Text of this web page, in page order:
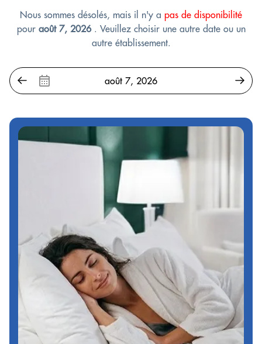
Nous sommes désolés, mais il n'y a pas de disponibilité
pour août 7, 2026. Veuillez choisir une autre date ou un
autre établissement.